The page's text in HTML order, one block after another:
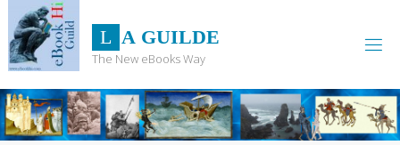
content
L A GUILDE
The New eBooks Way